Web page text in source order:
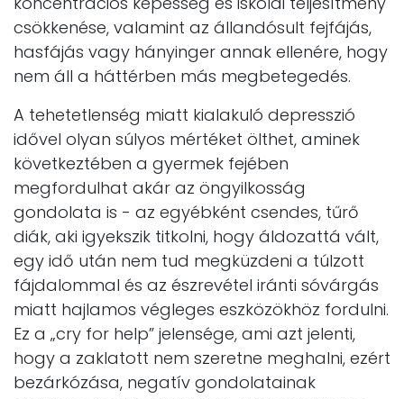
csökkenése, valamint az állandósult fejfájás,
hasfájás vagy hányinger annak ellenére, hogy
nem áll a háttérben más megbetegedés.
A tehetetlenség miatt kialakuló depresszió
idővel olyan súlyos mértéket ölthet, aminek
következtében a gyermek fejében
megfordulhat akár az öngyilkosság
gondolata is - az egyébként csendes, tűrő
diák, aki igyekszik titkolni, hogy áldozattá vált,
egy idő után nem tud megküzdeni a túlzott
fájdalommal és az észrevétel iránti sóvárgás
miatt hajlamos végleges eszközökhöz fordulni.
Ez a „cry for help” jelensége, ami azt jelenti,
hogy a zaklatott nem szeretne meghalni, ezért
bezárkózása, negatív gondolatainak